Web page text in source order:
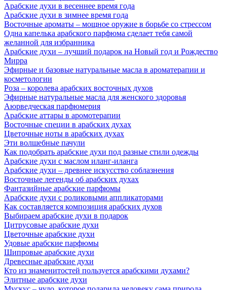
Арабские духи в весеннее время года
Арабские духи в зимнее время года
Восточные ароматы – мощное оружие в борьбе со стрессом
Одна капелька арабского парфюма сделает тебя самой
желанной для избранника
Арабские духи – лучший подарок на Новый год и Рождество
Мирра
Эфирные и базовые натуральные масла в ароматерапии и
косметологии
Роза – королева арабских восточных духов
Эфирные натуральные масла для женского здоровья
Аюрведческая парфюмерия
Арабские аттары в аромотерапии
Восточные специи в арабских духах
Цветочные ноты в арабских духах
Эти волшебные пачули
Как подобрать арабские духи под разные стили одежды
Арабские духи с маслом иланг-иланга
Арабские духи – древнее искусство соблазнения
Восточные легенды об арабских духах
Фантазийные арабские парфюмы
Арабские духи с роликовыми аппликаторами
Как составляется композиция арабских духов
Выбираем арабские духи в подарок
Цитрусовые арабские духи
Цветочные арабские духи
Удовые арабские парфюмы
Шипровые арабские духи
Древесные арабские духи
Кто из знаменитостей пользуется арабскими духами?
Элитные арабские духи